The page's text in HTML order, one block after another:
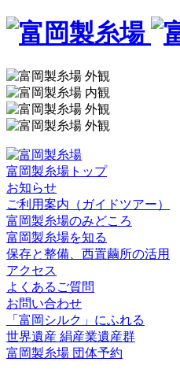
富岡製糸場トップ
お知らせ
ご利用案内（ガイドツアー）
富岡製糸場のみどころ
富岡製糸場を知る
保存と整備、西置繭所の活用
アクセス
よくあるご質問
お問い合わせ
「富岡シルク」にふれる
世界遺産 絹産業遺産群
富岡製糸場 団体予約